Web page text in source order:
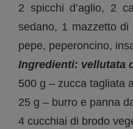
2 spicchi d’aglio, 2
sedano, 1 mazzetto
pepe, peperoncino,
Ingredienti: vellutata
500 g – zucca tagliata
25 g – burro e panna
4 cucchiai di brodo